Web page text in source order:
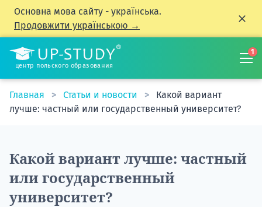
Основна мова сайту - українська.
Продовжити українською →
центр польского образования
1
Главная Статьи и новости
Какой вариант
лучше: частный или государственный университет?
Какой вариант лучше: частный
или государственный
университет?